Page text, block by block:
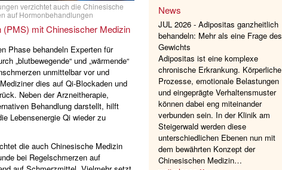
verzichtet auch die Chinesische
auf Hormonbehandlungen
mit Chinesischer Medizin
Phase behandeln Experten für
„blutbewegende“ und „wärmende“
unmittelbar vor und
dies auf Qi-Blockaden und
Neben der Arzneitherapie,
Behandlung darstellt, hilft
Lebensenergie Qi wieder zu
die auch Chinesische Medizin
bei Regelschmerzen auf
News
JUL 2026 - Adipositas ganzheitlich
behandeln: Mehr als eine Frage des
Gewichts
Adipositas ist eine komplexe
chronische Erkrankung. Körperliche
Prozesse, emotionale Belastungen
und eingeprägte Verhaltensmuster
können dabei eng miteinander
verbunden sein. In der Klinik am
Steigerwald werden diese
unterschiedlichen Ebenen nun mit
dem bewährten Konzept der
Chinesischen Medizin…